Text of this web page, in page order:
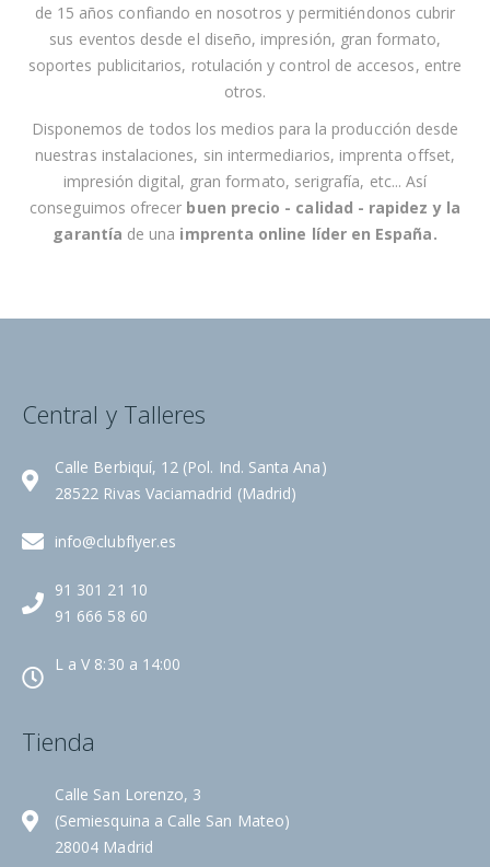
n
de 15 años confiando en nosotros y permitiéndonos cubrir
sus eventos desde el diseño, impresión, gran formato,
soportes publicitarios, rotulación y control de accesos, entre
otros.
Disponemos de todos los medios para la producción desde
nuestras instalaciones, sin intermediarios, imprenta offset,
impresión digital, gran formato, serigrafía, etc... Así
conseguimos ofrecer buen precio - calidad - rapidezy la
garantía de una imprenta online líder en España.
Central y Talleres
Calle Berbiquí, 12 (Pol. Ind. Santa Ana)
28522 Rivas Vaciamadrid (Madrid)
info@clubflyer.es
91 301 21 10
91 666 58 60
L a V 8:30 a 14:00
Tienda
Calle San Lorenzo, 3
(Semiesquina a Calle San Mateo)
28004 Madrid